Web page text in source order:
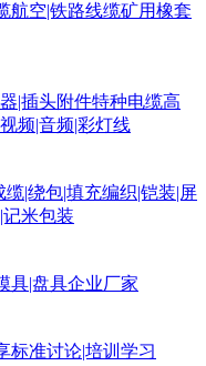
航空|铁路线缆矿用橡套
|插头附件特种电缆高
视频|音频|彩灯线
缆|绕包|填充编织|铠装|屏
米包装
具|盘具企业厂家
标准讨论|培训学习